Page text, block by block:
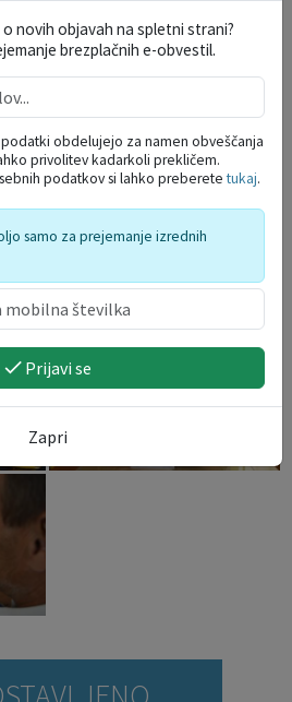
novih objavah na spletni strani?
brezplačnih e-obvestil.
obdelujejo za namen obveščanja
privolitev kadarkoli prekličem.
podatkov si lahko preberetetukaj.
samo za prejemanje izrednih
Prijavi se
Zapri